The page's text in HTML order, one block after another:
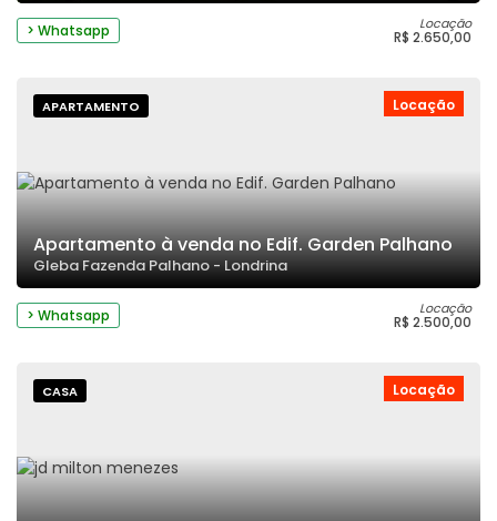
> Whatsapp Locação
R$ 2.650,00
Locação
APARTAMENTO
Apartamento à venda no Edif. Garden Palhano
Gleba Fazenda Palhano - Londrina
> Whatsapp Locação
R$ 2.500,00
Locação
CASA